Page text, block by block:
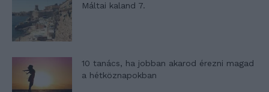
Máltai kaland 7.
10 tanács, ha jobban akarod érezni magad
a hétköznapokban